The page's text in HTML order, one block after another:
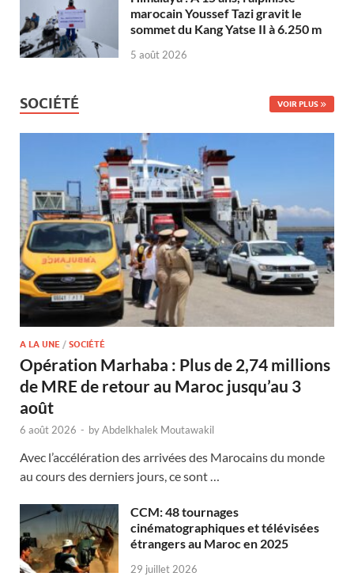
marocain Youssef Tazi gravit le
sommet du Kang Yatse II à 6.250 m
5 août 2026
SOCIÉTÉ VOIR PLUS
A LA UNE / SOCIÉTÉ
Opération Marhaba : Plus de 2,74 millions
de MRE de retour au Maroc jusqu’au 3
août
6 août 2026 - byAbdelkhalek Moutawakil
Avec l’accélération des arrivées des Marocains du monde
au cours des derniers jours, ce sont …
CCM: 48 tournages
cinématographiques et télévisées
étrangers au Maroc en 2025
29 juillet 2026